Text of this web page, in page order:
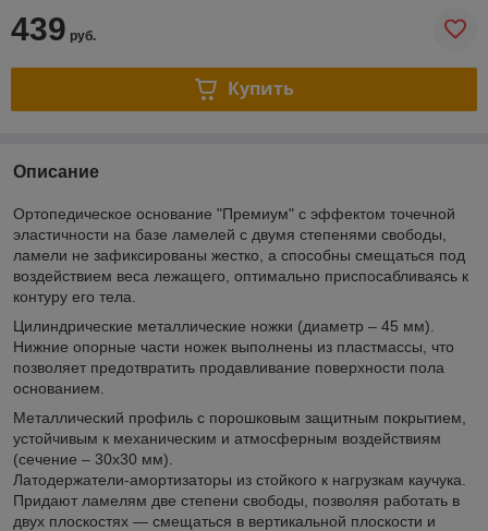
439 руб.
Купить
Описание
Ортопедическое основание "Премиум" с эффектом точечной
эластичности на базе ламелей с двумя степенями свободы,
ламели не зафиксированы жестко, а способны смещаться под
воздействием веса лежащего, оптимально приспосабливаясь к
контуру его тела.
Цилиндрические металлические ножки (диаметр – 45 мм).
Нижние опорные части ножек выполнены из пластмассы, что
позволяет предотвратить продавливание поверхности пола
основанием.
Металлический профиль с порошковым защитным покрытием,
устойчивым к механическим и атмосферным воздействиям
(сечение – 30х30 мм).
Латодержатели-амортизаторы из стойкого к нагрузкам каучука.
Придают ламелям две степени свободы, позволяя работать в
двух плоскостях — смещаться в вертикальной плоскости и